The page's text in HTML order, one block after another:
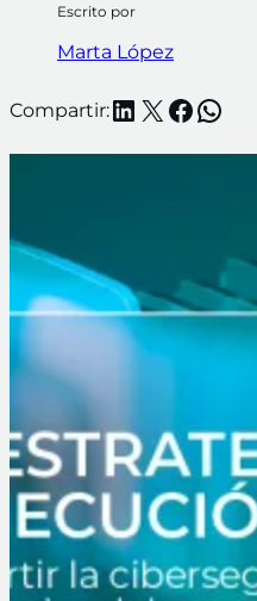
Escrito por
Marta López
Compartir:LinkedIn
X